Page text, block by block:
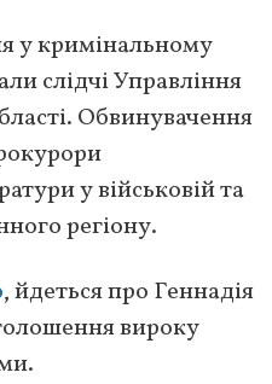
у кримінальному
слідчі Управління
Обвинувачення
у військовій та
регіону.
, йдеться про Геннадія
вироку